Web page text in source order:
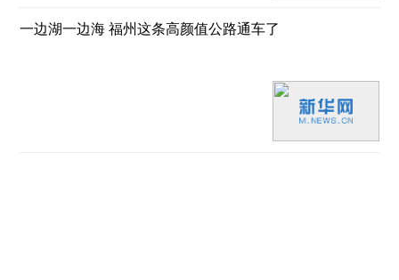
一边湖一边海 福州这条高颜值公路通车了